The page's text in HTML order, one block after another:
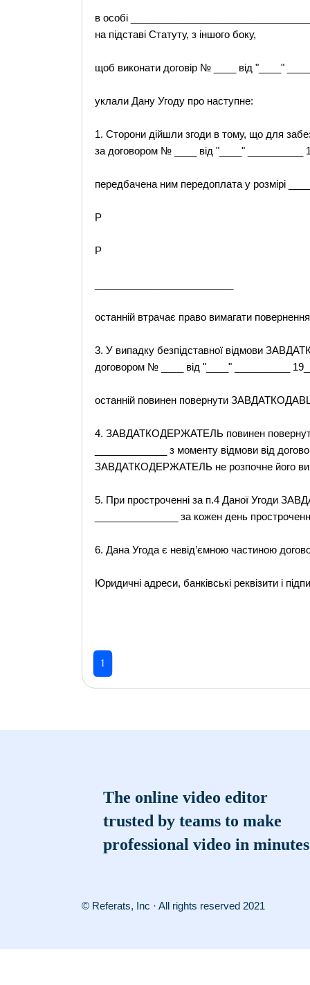
в особі
на підставі Статуту, з іншого боку,
щоб виконати договір № ____ від "____"
уклали Дану Угоду про наступне:
1. Сторони дійшли згоди в тому, що для
за договором № ____ від "____" __________
передбачена ним передоплата у розмірі
P
P
останній втрачає право вимагати
3. У випадку безпідставної відмови
договором № ____ від "____" __________
останній повинен повернути
4. ЗАВДАТКОДЕРЖАТЕЛЬ повинен
_____________ з моменту відмови від
ЗАВДАТКОДЕРЖАТЕЛЬ не розпочне його
5. При простроченні за п.4 Даної Угоди
_______________ за кожен день
6. Дана Угода є невід’ємною частиною
Юридичні адреси, банківські реквізити і
1
The online video editor
trusted by teams to make
professional video in minutes
© Referats, Inc · All rights reserved 2021